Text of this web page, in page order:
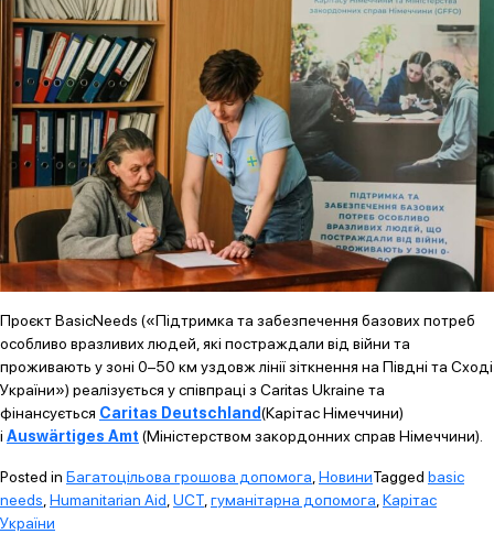
Проєкт BasicNeeds («Підтримка та забезпечення базових потреб
особливо вразливих людей, які постраждали від війни та
проживають у зоні 0–50 км уздовж лінії зіткнення на Півдні та Сході
України») реалізується у співпраці з Caritas Ukraine та
фінансується Caritas Deutschland(Карітас Німеччини)
і Auswärtiges Amt (Міністерством закордонних справ Німеччини).
Posted in Багатоцільова грошова допомога НовиниTagged basic
needs Humanitarian Aid UCT гуманітарна допомога Карітас
України